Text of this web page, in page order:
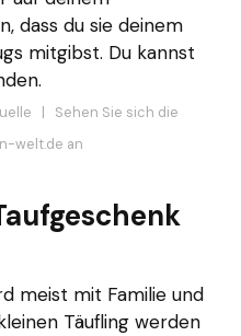
dass du sie deinem
mitgibst. Du kannst
| Sehen Sie sich die
welt.de an
meist mit Familie und
Täufling werden